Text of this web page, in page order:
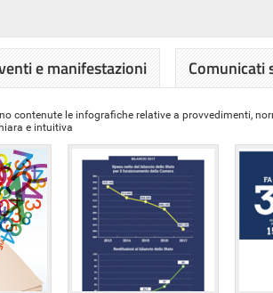
e manifestazioni Comunicati
contenute le infografiche relative a provvedimenti,
e intuitiva